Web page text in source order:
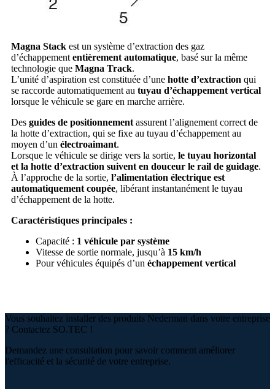
Magna Stack est un système d’extraction des gaz
d’échappement entièrement automatique, basé sur la même
technologie que Magna Track.
L’unité d’aspiration est constituée d’une hotte d’extraction qui
se raccorde automatiquement au tuyau d’échappement vertical
lorsque le véhicule se gare en marche arrière.
Des guides de positionnement assurent l’alignement correct de
la hotte d’extraction, qui se fixe au tuyau d’échappement au
moyen d’un électroaimant.
Lorsque le véhicule se dirige vers la sortie, le tuyau horizontal
et la hotte d’extraction suivent en douceur le rail de guidage.
À l’approche de la sortie, l’alimentation électrique est
automatiquement coupée, libérant instantanément le tuyau
d’échappement de la hotte.
Caractéristiques principales :
Capacité : 1 véhicule par système
Vitesse de sortie normale, jusqu’à 15 km/h
Pour véhicules équipés d’un échappement vertical
Vous souhaitez installer des produits Nederman dans votre entreprise
? Contactez SO.TEC !
Demandez une consultation pour savoir comment améliorer
l'efficacité et la sécurité de votre entreprise.